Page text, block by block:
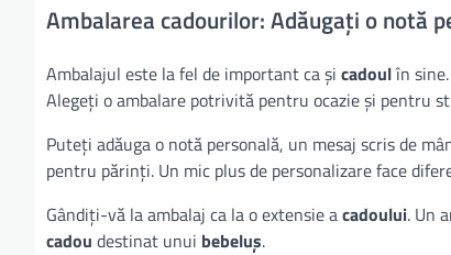
Ambalarea cadourilor: Adăugați o notă
Ambalajul este la fel de important ca și cadoulîn
Alegeți o ambalare potrivită pentru ocazie și pentru
Puteți adăuga o notă personală, un mesaj scris de
pentru părinți. Un mic plus de personalizare face
Gândiți-vă la ambalaj ca la o extensie acadoului. Un
cadou destinat unui bebeluș.